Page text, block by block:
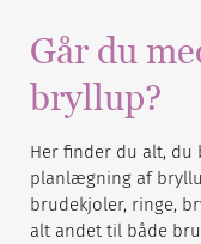
Går du
bryllup?
Her finder du alt,
planlægning af
brudekjoler, ringe,
alt andet til både